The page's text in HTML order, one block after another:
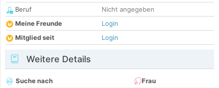
Beruf
Nicht angegeben
Meine Freunde
Login
Mitglied seit
Login
Weitere Details
Suche nach
Frau